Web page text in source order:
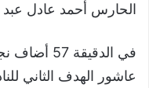
الحارس أحمد عادل عبد
في
عاشور الهدف الثاني